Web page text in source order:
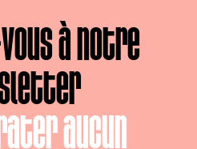
à notre
aucun